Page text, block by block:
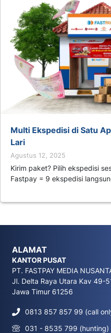
Multi Ekspedisi di Satu
Lari
Agustus 12, 2025
Kirim paket? Pilih ekspedisi
Fastpay = 9 ekspedisi
ALAMAT
KANTOR PUSAT
PT. FASTPAY MEDIA
Jl. Delta Raya Utara Kav 49-
Jawa Timur 61256
0813 857 857 99 (call
031 - 8535 799 (hunting)